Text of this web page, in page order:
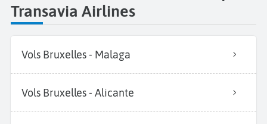
Transavia Airlines
Vols Bruxelles - Malaga
Vols Bruxelles - Alicante